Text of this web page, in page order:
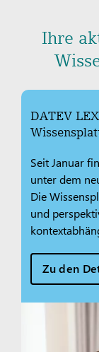
Ihre
DATEV
Seit Januar
unter dem
Die
und
Zu den